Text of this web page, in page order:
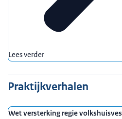
Lees verder
Praktijkverhalen
Wet versterking regie